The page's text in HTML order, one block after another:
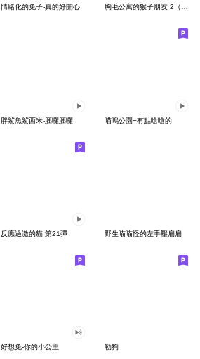
情緒化的兔子-真的好開心 胸毛公寓的猴子朋友 2（有聲動態）
胖鯊魚鯊西米-胚囉胚囉 喵嗚公園−有點嗆嗆的
反應過激的貓 第21彈 野生喵喵怪的左手壓扁扁
好想兔-你的小公主 勒狗